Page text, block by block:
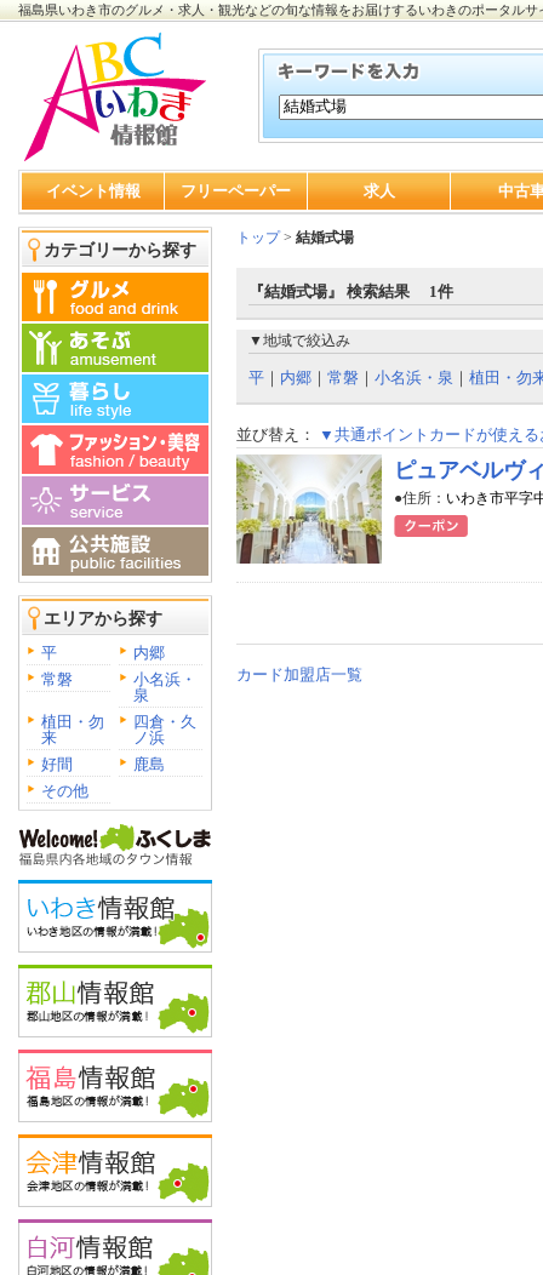
福島県いわき市のグルメ・求人・観光などの旬な情報をお届けするいわきのポータルサ
イベント情報 フリーペーパー 求人 中古
カテゴリーから探す
エリアから探す
平
内郷
常磐
小名浜・
泉
植田・勿
来
四倉・久
ノ浜
好間
鹿島
その他
トップ> 結婚式場
『結婚式場』 検索結果 1件
▼地域で絞込み
平 ｜ 内郷 ｜ 常磐 ｜ 小名浜・泉 ｜ 植田・勿
並び替え： ▼共通ポイントカードが使える
ピュアベルヴ
●住所： いわき市平字
カード加盟店一覧